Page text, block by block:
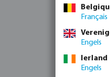
Français
Engels
Ierland
Engels